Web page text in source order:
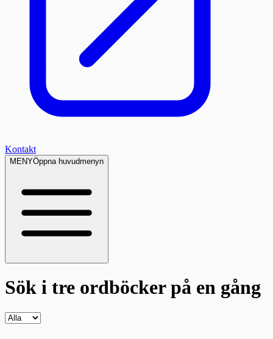
Kontakt
MENYÖppna huvudmenyn
Sök i tre ordböckerpå en gång